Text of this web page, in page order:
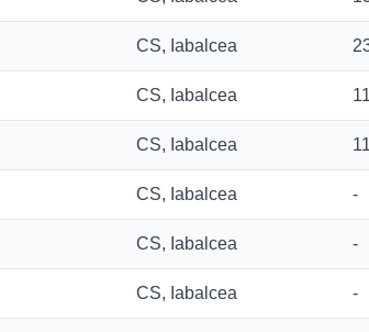
CS, Iabalcea
CS, Iabalcea 11
CS, Iabalcea 11
CS, Iabalcea -
CS, Iabalcea -
CS, Iabalcea -